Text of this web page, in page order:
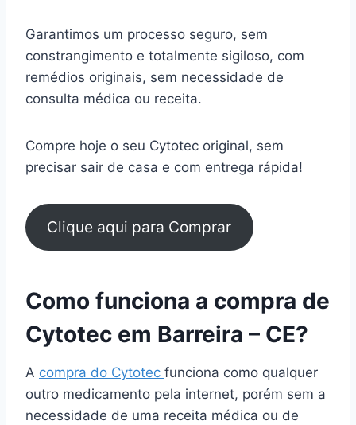
Garantimos um processo seguro, sem
constrangimento e totalmente sigiloso, com
remédios originais, sem necessidade de
consulta médica ou receita.
Compre hoje o seu Cytotec original, sem
precisar sair de casa e com entrega rápida!
Clique aqui para Comprar
Como funciona a compra de
Cytotec em Barreira – CE?
A compra do Cytotec funciona como qualquer
outro medicamento pela internet, porém sem a
necessidade de uma receita médica ou de